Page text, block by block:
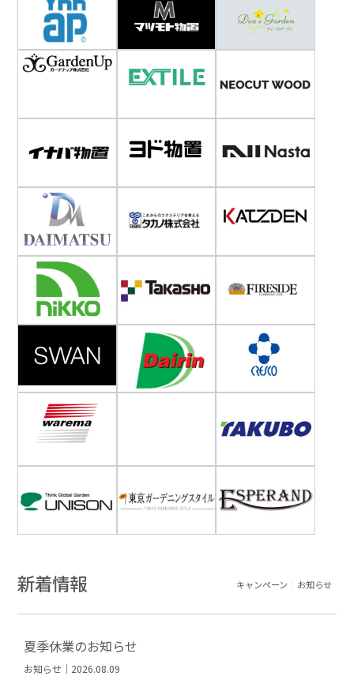
新着情報 キャンペーン お知らせ
夏季休業のお知らせ
お知らせ｜2026.08.09